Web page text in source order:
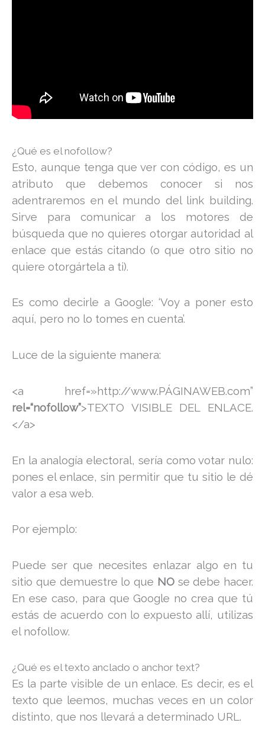
¿Qué es el nofollow?
Esto, aunque tenga que ver con código, es un
atributo que debemos conocer si nos
adentraremos en el mundo del link building.
Sirve para comunicar a los motores de
búsqueda que no quieres otorgar autoridad al
enlace que estás citando (o que otro sitio no
quiere otorgártela a ti).
Es como decirle a Google: ‘Voy a poner esto
aquí, pero no lo tomes en cuenta’.
Luce de la siguiente manera:
<a href=»http://www.PÁGINAWEB.com”
rel=“nofollow”>TEXTO VISIBLE DEL ENLACE.
</a>
En la analogía electoral, sería como votar nulo:
pones el enlace, sin permitir que tu sitio le dé
valor a esa web.
Por ejemplo:
Puede ser que necesites enlazar algo en tu
sitio que demuestre lo que NOse debe hacer.
En ese caso, para que Google no crea que tú
estás de acuerdo con lo expuesto allí, utilizas
el nofollow.
¿Qué es el texto anclado o anchor text?
Es la parte visible de un enlace. Es decir, es el
texto que leemos, muchas veces en un color
distinto, que nos llevará a determinado URL.